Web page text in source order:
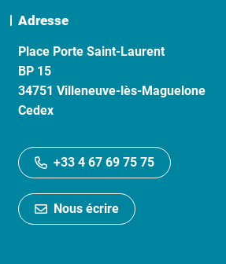
Adresse
Place Porte Saint-Laurent
BP 15
34751 Villeneuve-lès-Maguelone
Cedex
+33 4 67 69 75 75
Nous écrire